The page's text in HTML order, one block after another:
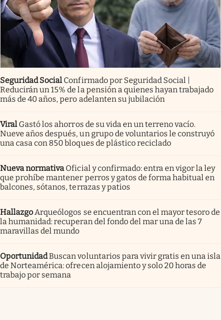
Seguridad Social Confirmado por Seguridad Social |
Reducirán un 15% de la pensión a quienes hayan trabajado
más de 40 años, pero adelanten su jubilación
Viral Gastó los ahorros de su vida en un terreno vacío.
Nueve años después, un grupo de voluntarios le construyó
una casa con 850 bloques de plástico reciclado
Nueva normativa Oficial y confirmado: entra en vigor la ley
que prohíbe mantener perros y gatos de forma habitual en
balcones, sótanos, terrazas y patios
HallazgoArqueólogos se encuentran con el mayor tesoro de
la humanidad: recuperan del fondo del mar una de las 7
maravillas del mundo
OportunidadBuscan voluntarios para vivir gratis en una isla
de Norteamérica: ofrecen alojamiento y solo 20 horas de
trabajo por semana